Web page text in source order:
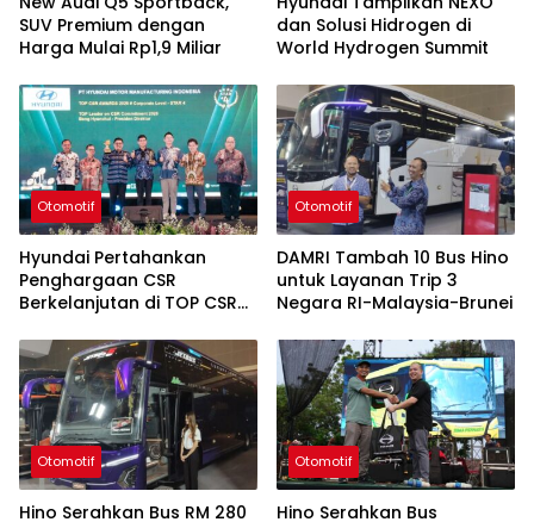
SUV Premium dengan
Harga Mulai Rp1,9 Miliar
dan Solusi Hidrogen di
World Hydrogen Summit
Otomotif
Hyundai Pertahankan
Penghargaan CSR
Berkelanjutan di TOP CSR
Otomotif
DAMRI Tambah 10 Bus Hino
untuk Layanan Trip 3
Negara RI-Malaysia-Brunei
Otomotif
Hino Serahkan Bus RM 280
Otomotif
Hino Serahkan Bus